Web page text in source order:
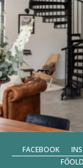
FACEBOOK